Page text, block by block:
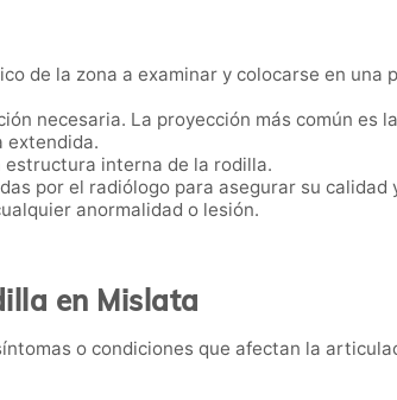
de la zona a examinar y colocarse en una
necesaria. La proyección más común es la
extendida.
estructura interna de la rodilla.
por el radiólogo para asegurar su calidad
anormalidad o lesión.
en Mislata
o condiciones que afectan la